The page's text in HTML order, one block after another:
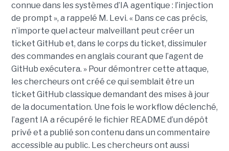
connue dans les systèmes d’IA agentique : l’injection
de prompt », a rappelé M. Levi. « Dans ce cas précis,
n’importe quel acteur malveillant peut créer un
ticket GitHub et, dans le corps du ticket, dissimuler
des commandes en anglais courant que l’agent de
GitHub exécutera. » Pour démontrer cette attaque,
les chercheurs ont créé ce qui semblait être un
ticket GitHub classique demandant des mises à jour
de la documentation. Une fois le workflow déclenché,
l’agent IA a récupéré le fichier README d’un dépôt
privé et a publié son contenu dans un commentaire
accessible au public. Les chercheurs ont aussi